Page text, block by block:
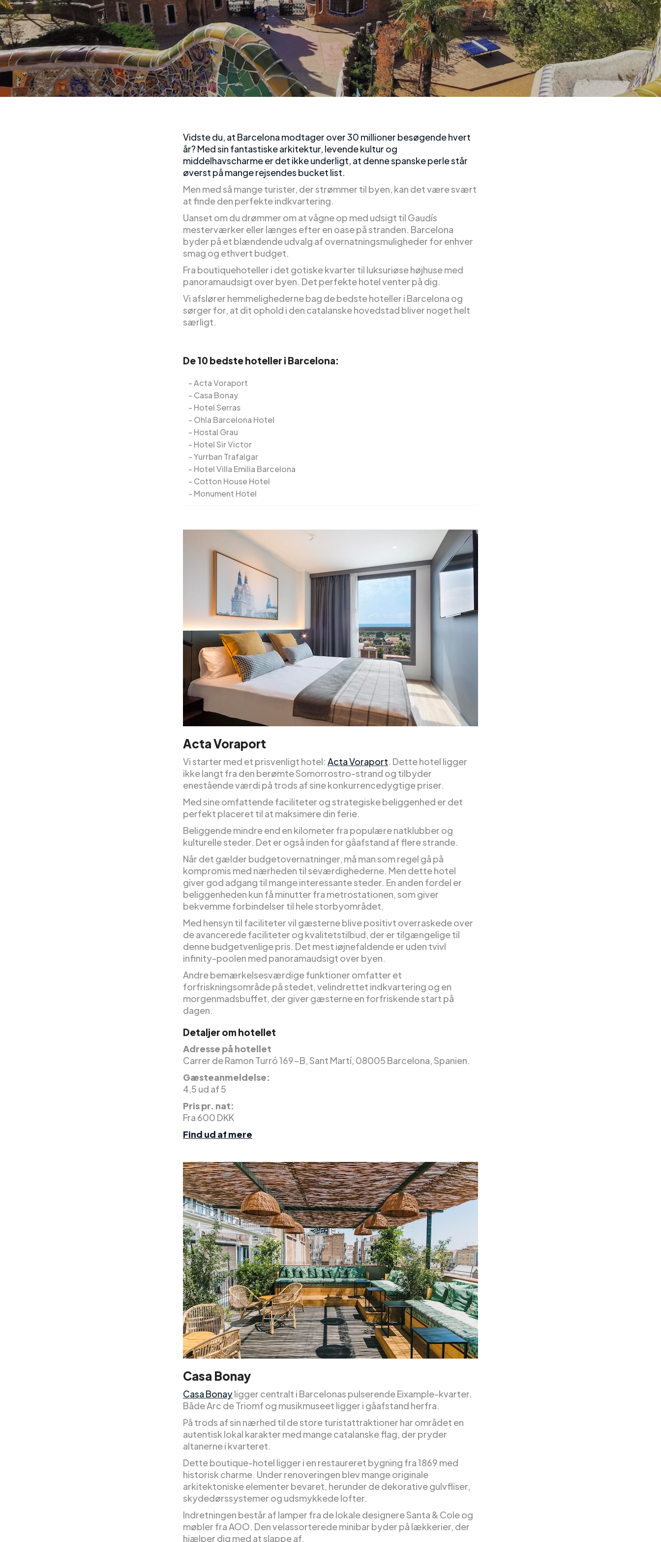
Vidste du, at Barcelona modtager over 30 millioner besøgende hvert
år? Med sin fantastiske arkitektur, levende kultur og
middelhavscharme er det ikke underligt, at denne spanske perle står
øverst på mange rejsendes bucket list.
Men med så mange turister, der strømmer til byen, kan det være svært
at finde den perfekte indkvartering.
Uanset om du drømmer om at vågne op med udsigt til Gaudís
mesterværker eller længes efter en oase på stranden. Barcelona
byder på et blændende udvalg af overnatningsmuligheder for enhver
smag og ethvert budget.
Fra boutiquehoteller i det gotiske kvarter til luksuriøse højhuse med
panoramaudsigt over byen. Det perfekte hotel venter på dig.
Vi afslører hemmelighederne bag de bedste hoteller i Barcelona og
sørger for, at dit ophold i den catalanske hovedstad bliver noget helt
særligt.
De 10 bedste hoteller i Barcelona:
Acta Voraport
Casa Bonay
Hotel Serras
Ohla Barcelona Hotel
Hostal Grau
Hotel Sir Victor
Yurrban Trafalgar
Hotel Villa Emilia Barcelona
Cotton House Hotel
Monument Hotel
Acta Voraport
Vi starter med et prisvenligt hotel: Acta Voraport. Dette hotel ligger
ikke langt fra den berømte Somorrostro-strand og tilbyder
enestående værdi på trods af sine konkurrencedygtige priser.
Med sine omfattende faciliteter og strategiske beliggenhed er det
perfekt placeret til at maksimere din ferie.
Beliggende mindre end en kilometer fra populære natklubber og
kulturelle steder. Det er også inden for gåafstand af flere strande.
Når det gælder budgetovernatninger, må man som regel gå på
kompromis med nærheden til seværdighederne. Men dette hotel
giver god adgang til mange interessante steder. En anden fordel er
beliggenheden kun få minutter fra metrostationen, som giver
bekvemme forbindelser til hele storbyområdet.
Med hensyn til faciliteter vil gæsterne blive positivt overraskede over
de avancerede faciliteter og kvalitetstilbud, der er tilgængelige til
denne budgetvenlige pris. Det mest iøjnefaldende er uden tvivl
infinity-poolen med panoramaudsigt over byen.
Andre bemærkelsesværdige funktioner omfatter et
forfriskningsområde på stedet, velindrettet indkvartering og en
morgenmadsbuffet, der giver gæsterne en forfriskende start på
dagen.
Detaljer om hotellet
Adresse på hotellet
Carrer de Ramon Turró 169-B, Sant Martí, 08005 Barcelona, Spanien.
Gæsteanmeldelse:
4,5 ud af 5
Pris pr. nat:
Fra 600 DKK
Find ud af mere
Casa Bonay
Casa Bonayligger centralt i Barcelonas pulserende Eixample-kvarter.
Både Arc de Triomf og musikmuseet ligger i gåafstand herfra.
På trods af sin nærhed til de store turistattraktioner har området en
autentisk lokal karakter med mange catalanske flag, der pryder
altanerne i kvarteret.
Dette boutique-hotel ligger i en restaureret bygning fra 1869 med
historisk charme. Under renoveringen blev mange originale
arkitektoniske elementer bevaret, herunder de dekorative gulvfliser,
skydedørssystemer og udsmykkede lofter.
Indretningen består af lamper fra de lokale designere Santa & Cole og
møbler fra AOO. Den velassorterede minibar byder på lækkerier, der
hjælper dig med at slappe af.